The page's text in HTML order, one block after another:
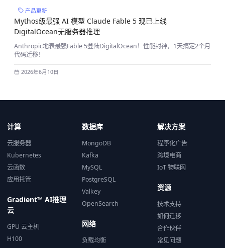
产品更新
Mythos级最强 AI 模型 Claude Fable 5 现已上线
DigitalOcean无服务器推理
Anthropic地表最强Fable 5登陆DigitalOcean！性能封神，1天搞定2个月
代码迁移！
2026年6月10日
计算
云服务器
Kubernetes
云函数
应用托管
Gradient™ AI推理
云
GPU 云主机
H100
数据库
MongoDB
Kafka
MySQL
PostgreSQL
Valkey
OpenSearch
网络
负载均衡
解决方案
程序化广告
跨境电商
IoT 物联网
资源
技术支持
如何迁移
合作伙伴
常见问题